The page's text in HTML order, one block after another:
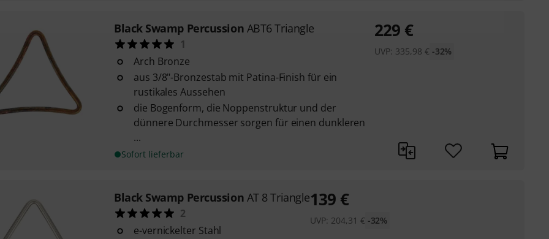
Black Swamp Percussion ABT6 Triangle
1
Arch Bronze
aus 3/8"-Bronzestab mit Patina-Finish für ein
rustikales Aussehen
die Bogenform, die Noppenstruktur und der
dünnere Durchmesser sorgen für einen dunkleren
...
Sofort lieferbar
229 €
UVP: 335,98 € -32%
Black Swamp Percussion AT 8 Triangle
2
e-vernickelter Stahl
139 €
UVP: 204,31 € -32%